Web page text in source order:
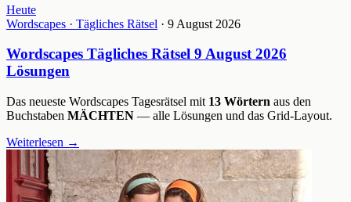
Heute
Wordscapes · Tägliches Rätsel · 9 August 2026
Wordscapes Tägliches Rätsel 9 August 2026
Lösungen
Das neueste Wordscapes Tagesrätsel mit 13 Wörtern aus den
Buchstaben MÄCHTEN — alle Lösungen und das Grid-Layout.
Weiterlesen →